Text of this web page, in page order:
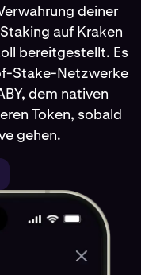
deiner
auf Kraken
bereitgestellt. Es
Stake-Netzwerke
dem nativen
Token, sobald
gehen.